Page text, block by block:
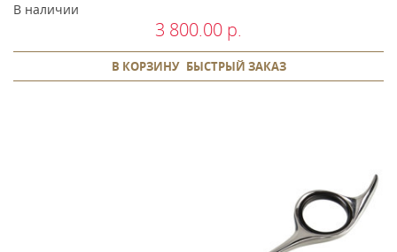
В наличии
3 800.00 р.
В КОРЗИНУ БЫСТРЫЙ ЗАКАЗ